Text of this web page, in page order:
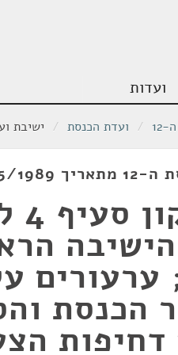
ועדות
12
/ ועדת הכנסת / ישיבת ועדה
05/1989
הכנסת